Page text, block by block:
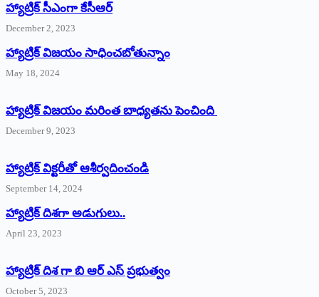
హ్యాట్రిక్‌ ‌సీఎంగా కేసీఆర్‌
December 2, 2023
హ్యాట్రిక్‌ విజయం సాధించబోతున్నాం
May 18, 2024
హ్యాట్రిక్ విజయం మరింత బాధ్యతను పెంచింది
December 9, 2023
హ్యాట్రిక్‌ ‌విక్టరీతో ఆశీర్వదించండి
September 14, 2024
‌హ్యాట్రిక్‌ ‌దిశగా అడుగులు..
April 23, 2023
హ్యాట్రిక్ దిశ గా బి ఆర్ ఎస్ ప్రభుత్వం
October 5, 2023